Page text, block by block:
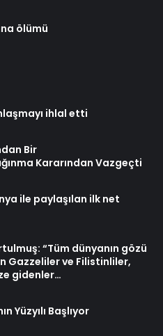
ölümü
ihlal etti
Bir
Kararından Vazgeçti
ile paylaşılan ilk net
“Tüm dünyanın gözü
Gazzeliler ve Filistinliler,
gidenler…
Yüzyılı Başlıyor